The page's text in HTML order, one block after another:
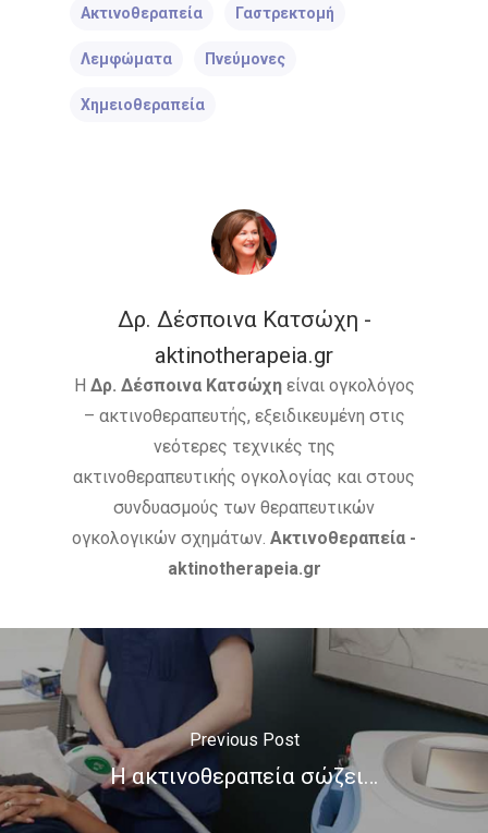
Ακτινοθεραπεία Γαστρεκτομή
Λεμφώματα Πνεύμονες
Χημειοθεραπεία
Δρ. Δέσποινα Κατσώχη -
aktinotherapeia.gr
Η Δρ. Δέσποινα Κατσώχηείναι ογκολόγος
– ακτινοθεραπευτής, εξειδικευμένη στις
νεότερες τεχνικές της
ακτινοθεραπευτικής ογκολογίας και στους
συνδυασμούς των θεραπευτικών
ογκολογικών σχημάτων. Ακτινοθεραπεία -
aktinotherapeia.gr
Previous Post
Η ακτινοθεραπεία σώζει…
Όγκοι Εγκεφάλου
Ακτινοθεραπευτική
IMRT
ΒΡΑΧΥΘΕΡΑΠΕΊΑ
ΔΡ. ΔΈΣΠΟΙΝΑ ΚΑΤΣΏΧΗ
ΕΚΔΉΛΩΣΗ
ΚΑΡΚΊΝΟΣ ΤΟΥ ΜΑΣΤΟΎ
ΟΓΚΟΛΟΓΊΑ
ΣΤΕΡΕΟΤΑΚΤΙΚΉ
ΑΚΤΙΝΟΘΕΡΑΠΕΊΑ
ΣΥΝΈΔΡΙΟ